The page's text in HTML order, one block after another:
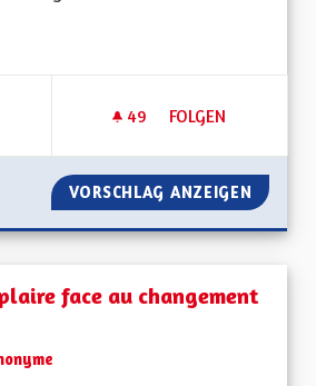
49 49 FOLLOWER
FOLGEN
TRANSPORTS EN
VORSCHLAG ANZEIGEN
face au changement